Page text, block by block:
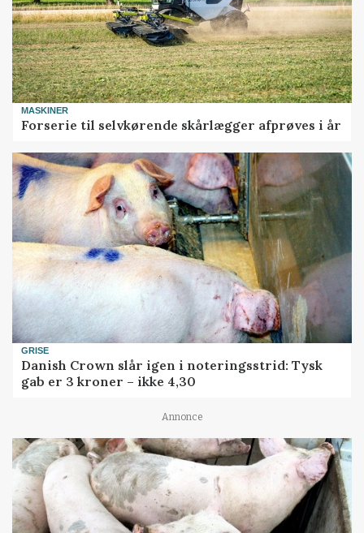
MASKINER
Forserie til selvkørende skårlægger afprøves i år
GRISE
Danish Crown slår igen i noteringsstrid: Tysk
gab er 3 kroner – ikke 4,30
Annonce